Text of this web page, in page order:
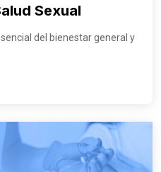
Sexual
del bienestar general y